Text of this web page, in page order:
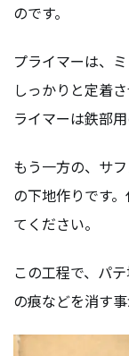
のです。
プライマーは、
しっかりと定着
ライマーは鉄部
もう一方の、サ
の下地作りです
てください。
この工程で、パ
の痕などを消す事